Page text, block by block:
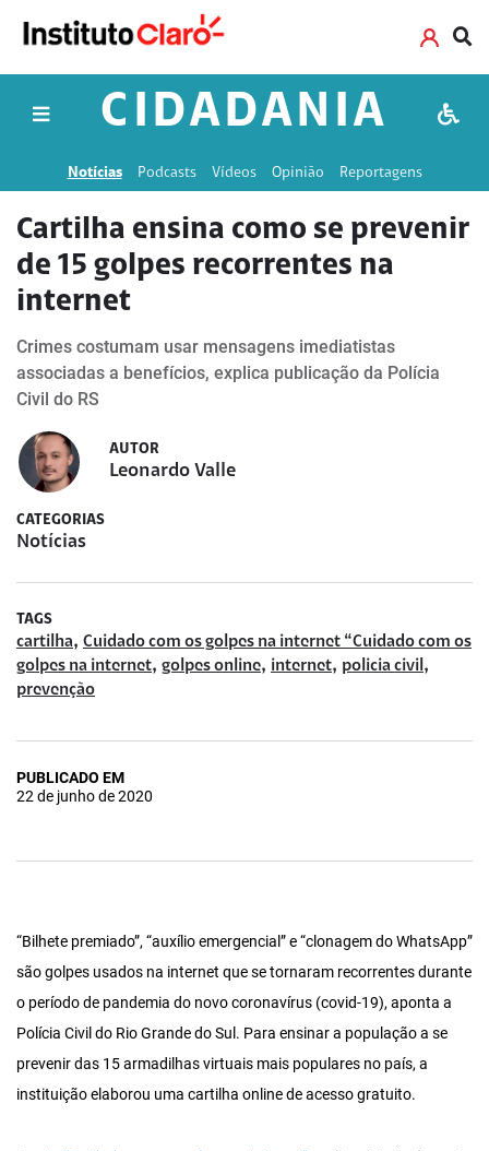
CIDADANIA
Notícias Podcasts Vídeos Opinião Reportagens
Cartilha ensina como se prevenir
de 15 golpes recorrentes na
internet
Crimes costumam usar mensagens imediatistas
associadas a benefícios, explica publicação da Polícia
Civil do RS
AUTOR
Leonardo Valle
CATEGORIAS
Notícias
TAGS
cartilha, Cuidado com os golpes na internet “Cuidado com os
golpes na internet, golpes online, internet, policia civil ,
prevenção
PUBLICADO EM
22 de junho de 2020
“Bilhete premiado”, “auxílio emergencial” e “clonagem do WhatsApp”
são golpes usados na internet que se tornaram recorrentes durante
o período de pandemia do novo coronavírus (covid-19), aponta a
Polícia Civil do Rio Grande do Sul. Para ensinar a população a se
prevenir das 15 armadilhas virtuais mais populares no país, a
instituição elaborou uma cartilha online de acesso gratuito.